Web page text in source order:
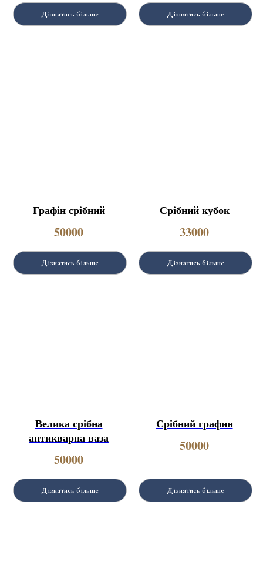
Дізнатись більше Дізнатись більше
Графін срібний
50000
Дізнатись більше
Срібний кубок
33000
Дізнатись більше
Велика срібна
антикварна ваза
50000
Дізнатись більше
Срібний графин
50000
Дізнатись більше